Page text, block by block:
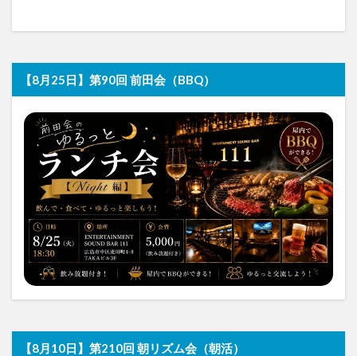
【8月25日】第90回 前田会（BBQ）
【8月10日】第210回 朝リズム会（朝活）